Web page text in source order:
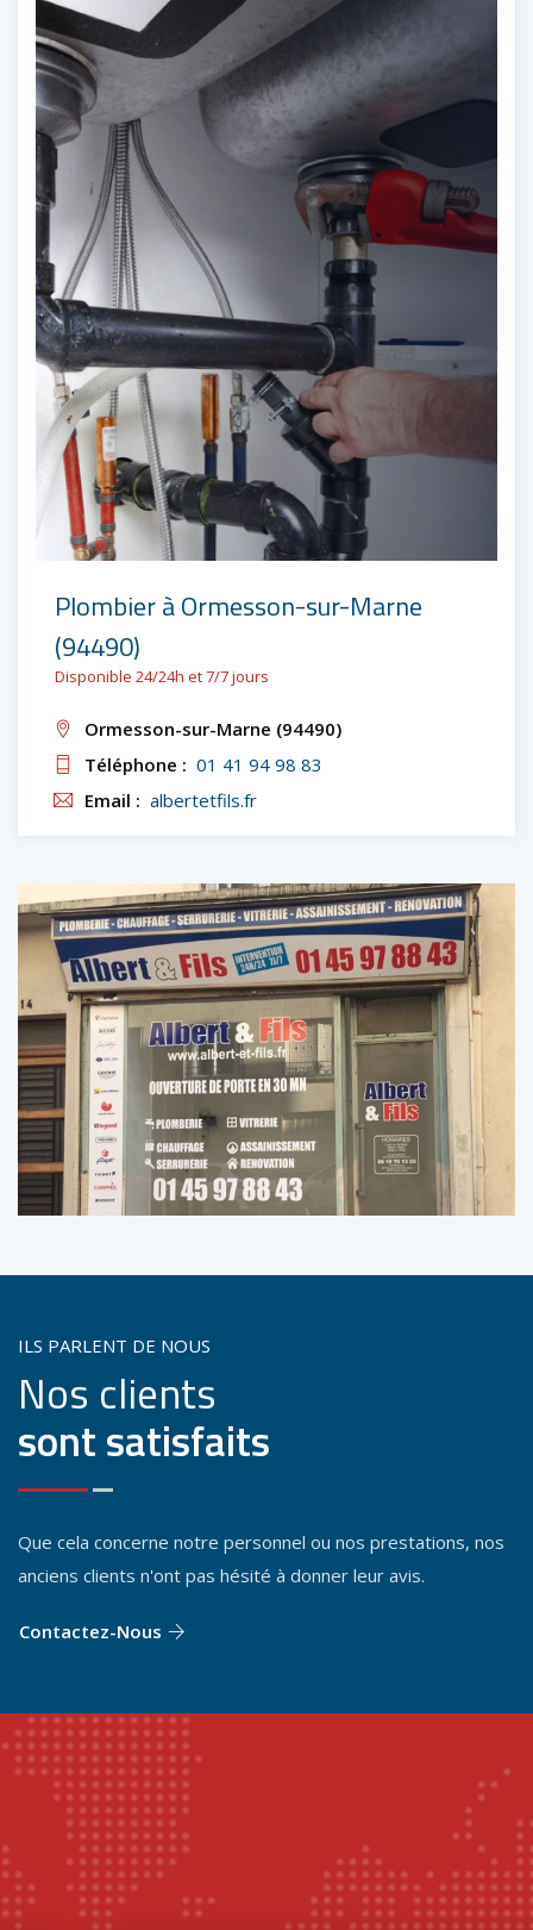
Plombier à Ormesson-sur-Marne
(94490)
Disponible 24/24h et 7/7 jours
Ormesson-sur-Marne (94490)
Téléphone : 01 41 94 98 83
Email : albertetfils.fr
ILS PARLENT DE NOUS
Nos clients
sont satisfaits
Que cela concerne notre personnel ou nos prestations, nos
anciens clients n'ont pas hésité à donner leur avis.
Contactez-Nous